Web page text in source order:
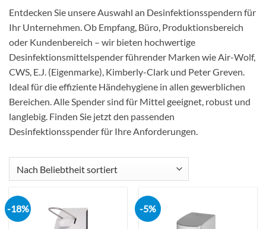
Entdecken Sie unsere Auswahl an Desinfektionsspendern für
Ihr Unternehmen. Ob Empfang, Büro, Produktionsbereich
oder Kundenbereich – wir bieten hochwertige
Desinfektionsmittelspender führender Marken wie Air-Wolf,
CWS, E.J. (Eigenmarke), Kimberly-Clark und Peter Greven.
Ideal für die effiziente Händehygiene in allen gewerblichen
Bereichen. Alle Spender sind für Mittel geeignet, robust und
langlebig. Finden Sie jetzt den passenden
Desinfektionsspender für Ihre Anforderungen.
-18% -5%